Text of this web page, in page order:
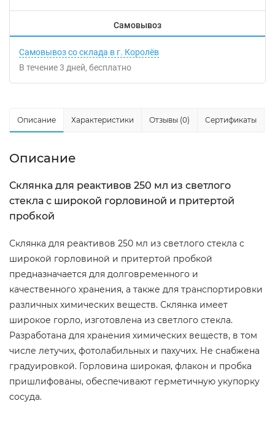
Самовывоз
Самовывоз со склада в г. Королёв
В течение3 дней Бесплатно
Описание Характеристики Отзывы (0) Сертификаты
Описание
Склянка для реактивов 250 мл из светлого
стекла с широкой горловиной и притертой
пробкой
Склянка для реактивов 250 мл из светлого стекла с
широкой горловиной и притертой пробкой
предназначается для долговременного и
качественного хранения, а также для транспортировки
различных химических веществ. Склянка имеет
широкое горло, изготовлена из светлого стекла.
Разработана для хранения химических веществ, в том
числе летучих, фотолабильных и пахучих. Не снабжена
градуировкой. Горловина широкая, флакон и пробка
пришлифованы, обеспечивают герметичную укупорку
сосуда.